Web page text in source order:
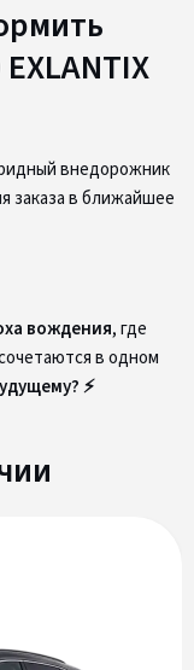
внедорожник
заказа в ближайшее
вождения, где
в одном
⚡